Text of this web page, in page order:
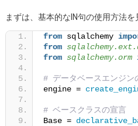
まずは、基本的なIN句の使用方法を
from sqlalchemy
from
from sqlalchemy.orm
# データベースエンジン
engine =
# ベースクラスの宣言
Base =